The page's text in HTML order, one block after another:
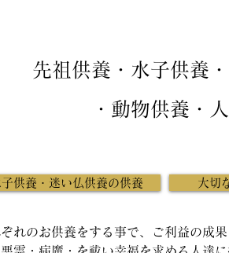
先祖供養・水子供養
・動物供養・
供養・迷い仏供養の供養 大切
ぞれのお供養をする事で、ご利益の成